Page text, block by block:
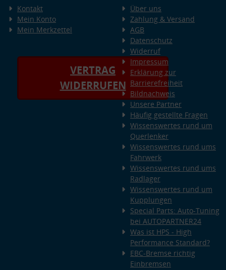
Kontakt
Mein Konto
Mein Merkzettel
VERTRAG
WIDERRUFEN
Über uns
Zahlung & Versand
AGB
Datenschutz
Widerruf
Impressum
Erklärung zur
Barrierefreiheit
Bildnachweis
Unsere Partner
Häufig gestellte Fragen
Wissenswertes rund um
Querlenker
Wissenswertes rund ums
Fahrwerk
Wissenswertes rund ums
Radlager
Wissenswertes rund um
Kupplungen
Special Parts: Auto-Tuning
bei AUTOPARTNER24
Was ist HPS - High
Performance Standard?
EBC-Bremse richtig
Einbremsen